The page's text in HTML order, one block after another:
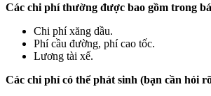
Các chi phí thường được bao gồm trong
Chi phí xăng dầu.
Phí cầu đường, phí cao tốc.
Lương tài xế.
Các chi phí có thể phát sinh (bạn cần hỏi